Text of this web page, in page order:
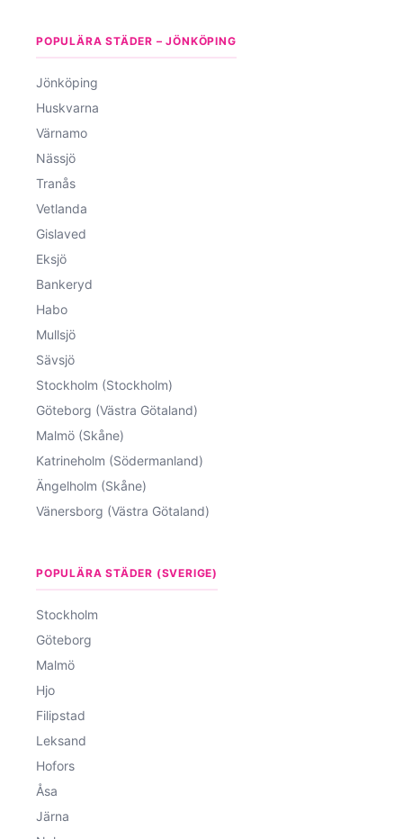
POPULÄRA STÄDER – JÖNKÖPING
Jönköping
Huskvarna
Värnamo
Nässjö
Tranås
Vetlanda
Gislaved
Eksjö
Bankeryd
Habo
Mullsjö
Sävsjö
Stockholm (Stockholm)
Göteborg (Västra Götaland)
Malmö (Skåne)
Katrineholm (Södermanland)
Ängelholm (Skåne)
Vänersborg (Västra Götaland)
POPULÄRA STÄDER (SVERIGE)
Stockholm
Göteborg
Malmö
Hjo
Filipstad
Leksand
Hofors
Åsa
Järna